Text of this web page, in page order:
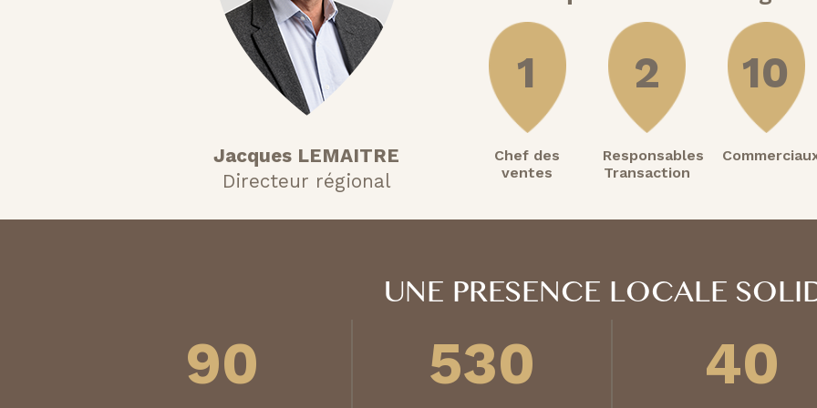
Jacques LEMAITRE
Directeur régional
1
Chef des
ventes
2
Responsables
Transaction
10
UNE PRESENCE LOCALE
90 530 40